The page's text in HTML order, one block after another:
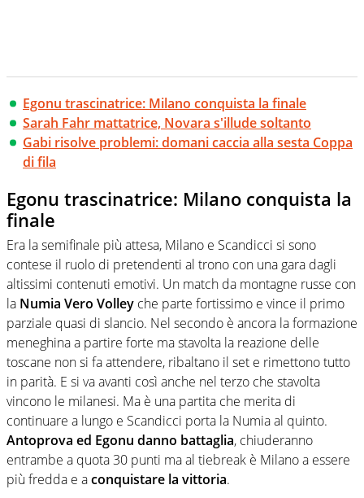
Egonu trascinatrice: Milano conquista la finale
Sarah Fahr mattatrice, Novara s'illude soltanto
Gabi risolve problemi: domani caccia alla sesta Coppa
di fila
Egonu trascinatrice: Milano conquista la
finale
Era la semifinale più attesa, Milano e Scandicci si sono
contese il ruolo di pretendenti al trono con una gara dagli
altissimi contenuti emotivi. Un match da montagne russe con
la Numia Vero Volley che parte fortissimo e vince il primo
parziale quasi di slancio. Nel secondo è ancora la formazione
meneghina a partire forte ma stavolta la reazione delle
toscane non si fa attendere, ribaltano il set e rimettono tutto
in parità. E si va avanti così anche nel terzo che stavolta
vincono le milanesi. Ma è una partita che merita di
continuare a lungo e Scandicci porta la Numia al quinto.
Antoprova ed Egonu danno battaglia, chiuderanno
entrambe a quota 30 punti ma al tiebreak è Milano a essere
più fredda e aconquistare la vittoria.